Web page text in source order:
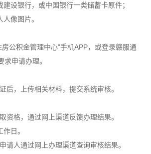
设银行，或中国银行一类储蓄卡原件；
像图片。
公积金管理中心”手机APP，或登录赣服通
求申请办理。
后，上传相关材料，提交系统审核。
资格，通过网上渠道反馈办理结果。
作日。
申请人通过网上办理渠道查询审核结果。